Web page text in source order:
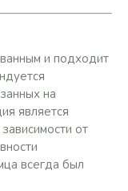
и подходит
на
является
от
всегда был